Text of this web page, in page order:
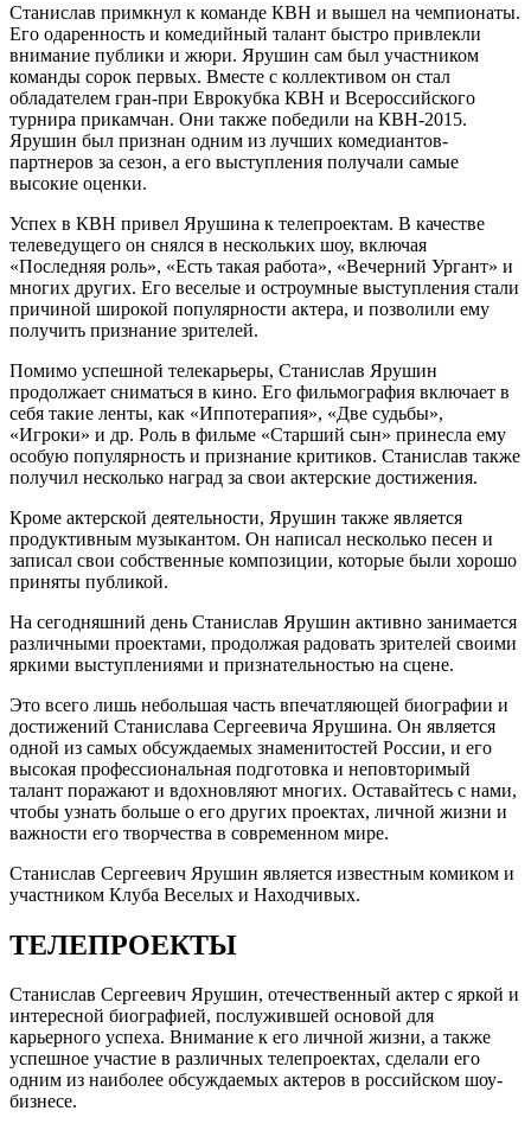
Станислав примкнул к команде КВН и вышел на чемпионаты.
Его одаренность и комедийный талант быстро привлекли
внимание публики и жюри. Ярушин сам был участником
команды сорок первых. Вместе с коллективом он стал
обладателем гран-при Еврокубка КВН и Всероссийского
турнира прикамчан. Они также победили на КВН-2015.
Ярушин был признан одним из лучших комедиантов-
партнеров за сезон, а его выступления получали самые
высокие оценки.
Успех в КВН привел Ярушина к телепроектам. В качестве
телеведущего он снялся в нескольких шоу, включая
«Последняя роль», «Есть такая работа», «Вечерний Ургант» и
многих других. Его веселые и остроумные выступления стали
причиной широкой популярности актера, и позволили ему
получить признание зрителей.
Помимо успешной телекарьеры, Станислав Ярушин
продолжает сниматься в кино. Его фильмография включает в
себя такие ленты, как «Иппотерапия», «Две судьбы»,
«Игроки» и др. Роль в фильме «Старший сын» принесла ему
особую популярность и признание критиков. Станислав также
получил несколько наград за свои актерские достижения.
Кроме актерской деятельности, Ярушин также является
продуктивным музыкантом. Он написал несколько песен и
записал свои собственные композиции, которые были хорошо
приняты публикой.
На сегодняшний день Станислав Ярушин активно занимается
различными проектами, продолжая радовать зрителей своими
яркими выступлениями и признательностью на сцене.
Это всего лишь небольшая часть впечатляющей биографии и
достижений Станислава Сергеевича Ярушина. Он является
одной из самых обсуждаемых знаменитостей России, и его
высокая профессиональная подготовка и неповторимый
талант поражают и вдохновляют многих. Оставайтесь с нами,
чтобы узнать больше о его других проектах, личной жизни и
важности его творчества в современном мире.
Станислав Сергеевич Ярушин является известным комиком и
участником Клуба Веселых и Находчивых.
ТЕЛЕПРОЕКТЫ
Станислав Сергеевич Ярушин, отечественный актер с яркой и
интересной биографией, послужившей основой для
карьерного успеха. Внимание к его личной жизни, а также
успешное участие в различных телепроектах, сделали его
одним из наиболее обсуждаемых актеров в российском шоу-
бизнесе.